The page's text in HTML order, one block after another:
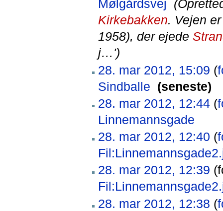
Mølgårdsvej
Kirkebakken. Vejen
1958), der ejede
j…')
28. mar 2012, 15:09 (
Sindballe (seneste)
28. mar 2012, 12:44 (
Linnemannsgade
28. mar 2012, 12:40 (
28. mar 2012, 12:39
28. mar 2012, 12:38 (